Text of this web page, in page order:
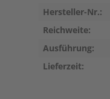
Hersteller-Nr.:
Reichweite:
Ausführung:
Lieferzeit: